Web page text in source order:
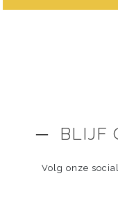
─ BLIJF
Volg onze